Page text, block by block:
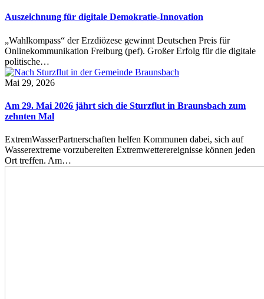
Auszeichnung für digitale Demokratie-Innovation
„Wahlkompass“ der Erzdiözese gewinnt Deutschen Preis für
Onlinekommunikation Freiburg (pef). Großer Erfolg für die digitale
politische…
Mai 29, 2026
Am 29. Mai 2026 jährt sich die Sturzflut in Braunsbach zum
zehnten Mal
ExtremWasserPartnerschaften helfen Kommunen dabei, sich auf
Wasserextreme vorzubereiten Extremwetterereignisse können jeden
Ort treffen. Am…